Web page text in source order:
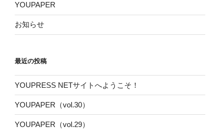
YOUPAPER
お知らせ
最近の投稿
YOUPRESS NETサイトへようこそ！
YOUPAPER（vol.30）
YOUPAPER（vol.29）